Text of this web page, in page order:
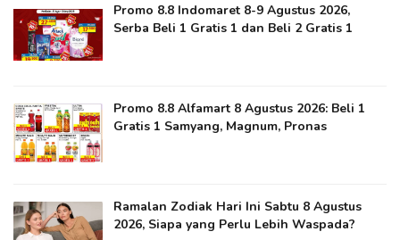
Promo 8.8 Indomaret 8-9 Agustus 2026,
Serba Beli 1 Gratis 1 dan Beli 2 Gratis 1
Promo 8.8 Alfamart 8 Agustus 2026: Beli 1
Gratis 1 Samyang, Magnum, Pronas
Ramalan Zodiak Hari Ini Sabtu 8 Agustus
2026, Siapa yang Perlu Lebih Waspada?